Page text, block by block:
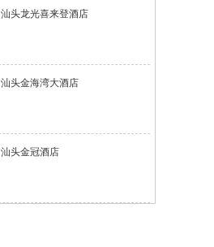
汕头龙光喜来登酒店
汕头金海湾大酒店
汕头金冠酒店